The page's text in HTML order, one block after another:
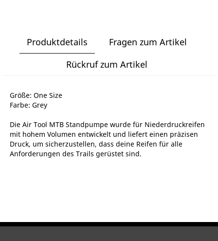
Produktdetails
Fragen zum Artikel
Rückruf zum Artikel
Größe: One Size
Farbe: Grey
Die Air Tool MTB Standpumpe wurde für Niederdruckreifen
mit hohem Volumen entwickelt und liefert einen präzisen
Druck, um sicherzustellen, dass deine Reifen für alle
Anforderungen des Trails gerüstet sind.